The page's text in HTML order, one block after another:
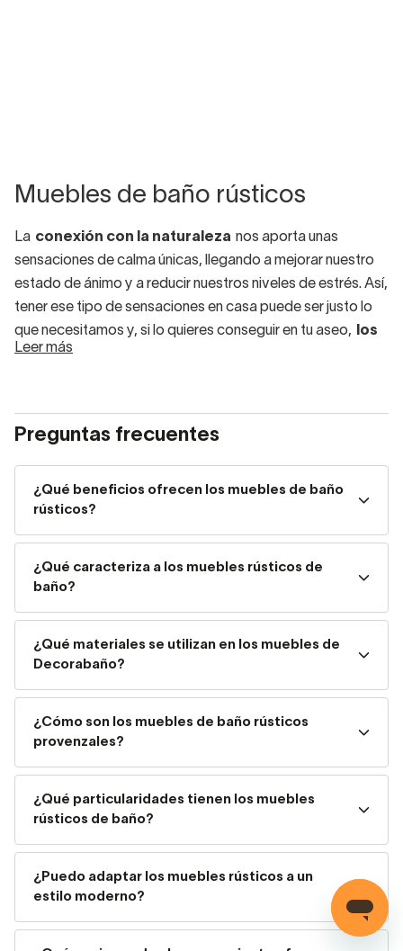
Muebles de baño rústicos
La conexión con la naturaleza nos aporta unas
sensaciones de calma únicas, llegando a mejorar nuestro
estado de ánimo y a reducir nuestros niveles de estrés. Así,
tener ese tipo de sensaciones en casa puede ser justo lo
que necesitamos y, si lo quieres conseguir en tu aseo,
los
muebles de baño estilo rústico pueden ser justo lo
Características de muebles
rústicos baño
Los muebles rústicos de baño destacan por su apariencia
habitualmente en madera maciza, estos muebles evocan
la tranquilidad de las casas de campo, el calor del hogar y
la atemporalidad del diseño clásico. Cada mueble de baño
rústico con lavabo que ofrecemos está pensado para unir
funcionalidad yestética sin renunciar a la calidad.
materiales resistentes a la humedad y los cambios de
temperatura, garantizando así que nuestros muebles para
baño rústicos duren muchos años en perfectas
condiciones.
¿Cómo es un mueble de baño
provenzal?
Losmuebles de madera
muebles de baño blancos
Leer más
Preguntas frecuentes
¿Qué beneficios ofrecen los muebles de baño
rústicos?
¿Qué caracteriza a los muebles rústicos de
baño?
¿Qué materiales se utilizan en los muebles de
Decorabaño?
¿Cómo son los muebles de baño rústicos
provenzales?
¿Qué particularidades tienen los muebles
rústicos de baño?
¿Puedo adaptar los muebles rústicos a un
estilo moderno?